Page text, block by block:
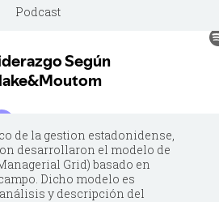
Podcast
de la gestion estadonidense,
desarrollaron el modelo de
Grid) basado en
Dicho modelo es
y descripción del